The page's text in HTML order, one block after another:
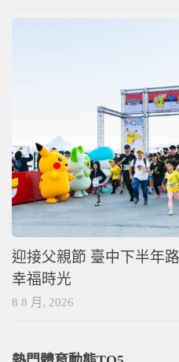
迎接父親節 臺中下半年
幸福時光
8 8 月, 2026